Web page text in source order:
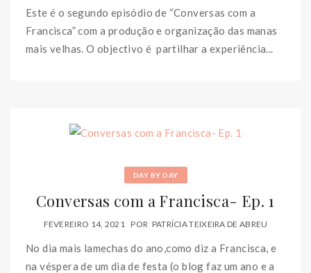
Este é o segundo episódio de “Conversas com a
Francisca” com a produção e organização das manas
mais velhas. O objectivo é partilhar a experiência...
DAY BY DAY
Conversas com a Francisca- Ep. 1
FEVEREIRO 14, 2021 POR PATRÍCIA TEIXEIRA DE ABREU
No dia mais lamechas do ano,como diz a Francisca, e
na véspera de um dia de festa (o blog faz um ano e a